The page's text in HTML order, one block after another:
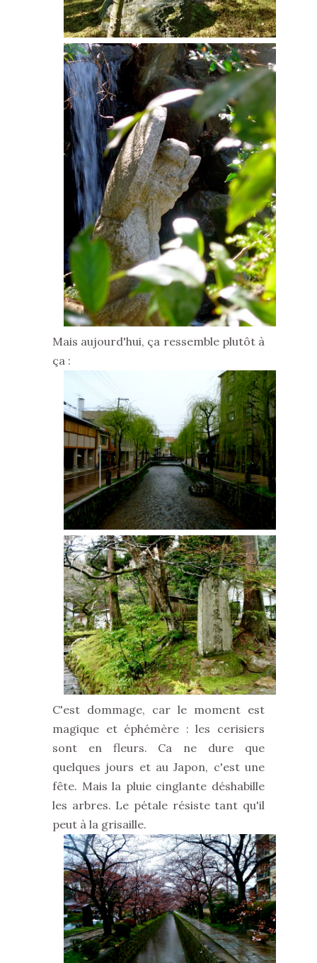
Mais aujourd'hui, ça ressemble plutôt à
ça :
C'est dommage, car le moment est
magique et éphémère : les cerisiers
sont en fleurs. Ca ne dure que
quelques jours et au Japon, c'est une
fête. Mais la pluie cinglante déshabille
les arbres. Le pétale résiste tant qu'il
peut à la grisaille.